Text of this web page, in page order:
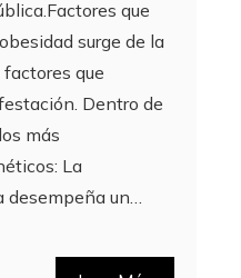
que
surge de la
que
Dentro de
más
La
un…